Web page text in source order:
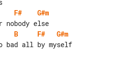
F#
G#m
B F#
G#m
bad all by myself